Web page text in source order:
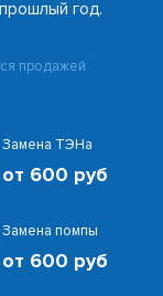
год.
продажей
Замена ТЭНа
от 600 руб
Замена помпы
от 600 руб